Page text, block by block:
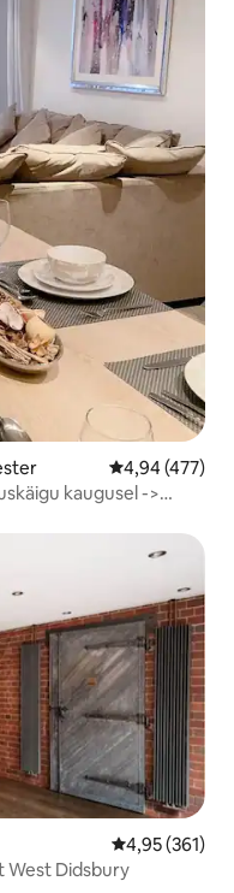
Keskmine
4,94 (477)
kaugusel ->
Keskmine
4,95 (361)
West Didsbury